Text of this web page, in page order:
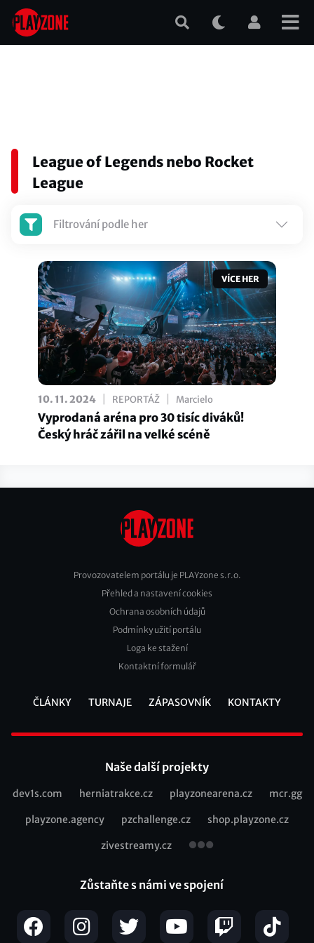
Přejít
hlavnímu
League of Legends nebo Rocket
League
Filtrování podle her
VÍCE HER
10. 11. 2024 REPORTÁŽ Marcielo
Vyprodaná aréna pro 30 tisíc diváků!
Český hráč zářil na velké scéně
Footer
Provozovatelem portálu je PLAYzone s.r.o.
Přehled a nastavení cookies
Ochrana osobních údajů
Podmínky užití portálu
Loga ke stažení
Kontaktní formulář
ČLÁNKY TURNAJE ZÁPASOVNÍK KONTAKTY
Naše další projekty
Recommended
dev1s.com herniatrakce.cz playzonearena.cz mcr.gg
playzone.agency pzchallenge.cz shop.playzone.cz
zivestreamy.cz
Zůstaňte s námi ve spojení